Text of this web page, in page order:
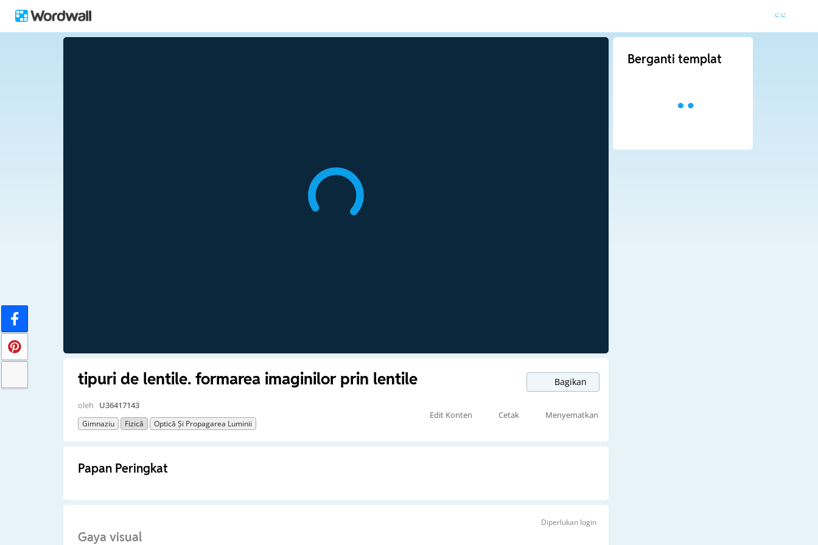
tipuri de lentile. formarea imaginilor prin lentile Bagikan
oleh U36417143
Gimnaziu Fizică Optică Și Propagarea Luminii
Edit Konten Cetak Menyematkan
Papan Peringkat
Diperlukan login
Gaya visual
Berganti templat